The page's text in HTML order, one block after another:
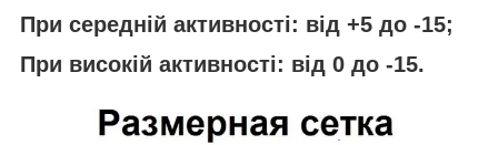
При середній активності: від +5 до -15;
При високій активності: від 0 до -15.